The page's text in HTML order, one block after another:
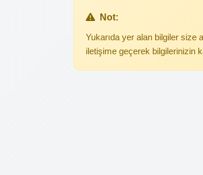
Not:
Yukarıda yer alan bilgiler size
iletişime geçerek bilgilerinizin